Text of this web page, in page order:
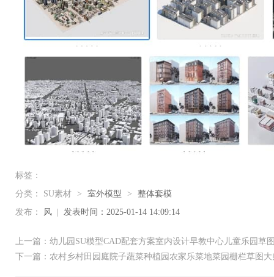
标签：
分类： SU素材 > 室外模型 >
整体套模
发布：
风 发表时间：2025-01-14 14:09:14
上一篇：幼儿园SU模型CAD配套方案室内设计早教中心儿童乐园草
下一篇：农村乡村田园庭院子蔬菜种植园农家乐菜地菜园栅栏草图大